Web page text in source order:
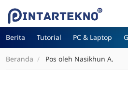
Berita Tutorial PC & Laptop
Beranda Pos oleh Nasikhun A.